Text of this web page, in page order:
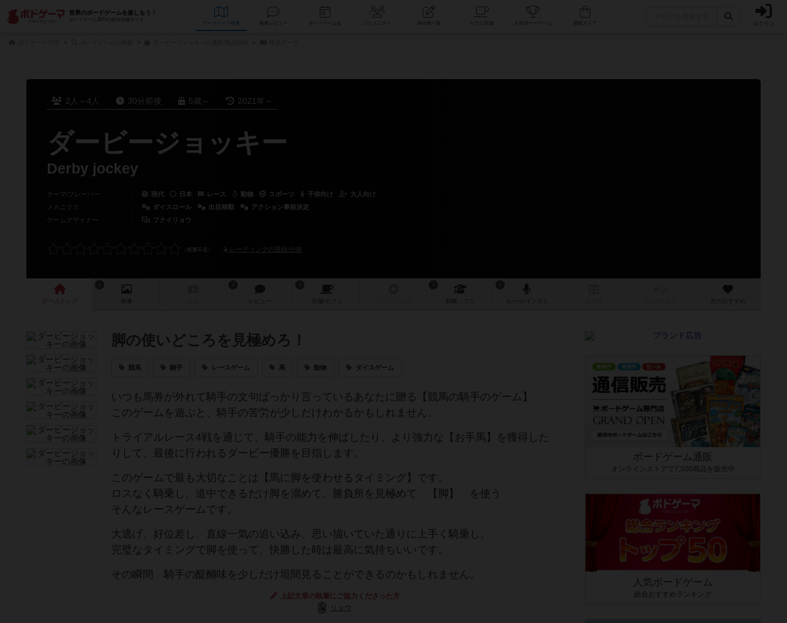
世界のボードゲームを楽しもう！
ボードゲーム専門の総合情報サイト
データベース コミュニティ 人気ボードゲーム ログイン
2人～4人 30分前後 5歳～ 2021年～
ダービージョッキー
Derby jockey
テーマ/フレーバー ： 現代 日本 レース 動物 スポーツ 子供向け
大人向け
メカニクス
： ダイスロール 出目移動
アクション事前決定
ゲームデザイナー
： フクイリョウ
レーティングの登録/分布
ゲーム 画像 レビュー 店舗/ カフェ 戦略 次のおすすめ
脚の使いどころを見極めろ！
競馬 騎手 レースゲーム 馬 動物 ダイスゲーム
いつも馬券が外れて騎手の文句ばっかり言っているあなたに贈る【競馬の騎手のゲーム】
このゲームを遊ぶと、騎手の苦労が少しだけわかるかもしれません。
トライアルレース4戦を通じて、騎手の能力を伸ばしたり、より強力な【お手馬】を獲得した
りして、最後に行われるダービー優勝を目指します。
このゲームで最も大切なことは【馬に脚を使わせるタイミング】です。
ロスなく騎乗し、道中できるだけ脚を溜めて、勝負所を見極めて 【脚】 を使う
そんなレースゲームです。
大逃げ、好位差し、直線一気の追い込み、思い描いていた通りに上手く騎乗し、
完璧なタイミングで脚を使って、快勝した時は最高に気持ちいいです。
その瞬間 騎手の醍醐味を少しだけ垣間見ることができるのかもしれません。
上記文章の執筆にご協力くださった方
リョウ
ボードゲーム通販
オンラインストアで7,500商品を販売中
人気ボードゲーム
総合おすすめランキング